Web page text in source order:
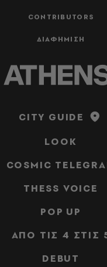
CONTRIBUTORS
ΔΙΑΦΗΜΙΣΗ
CITY GUIDE
LOOK
COSMIC
THESS VOICE
POP UP
ΑΠΟ ΤΙΣ 4 ΣΤΙΣ
DEBUT